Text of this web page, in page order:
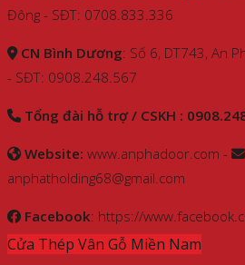
Đông - SĐT: 0708.833.336
CN Bình Dương: Số 6, DT743, An
- SĐT: 0908.248.567
Tổng đài hỗ trợ / CSKH :
Website: www.anphadoor.com -
anphatholding68@gmail.com
Facebook: https://
Cửa Thép Vân Gỗ Miền Nam